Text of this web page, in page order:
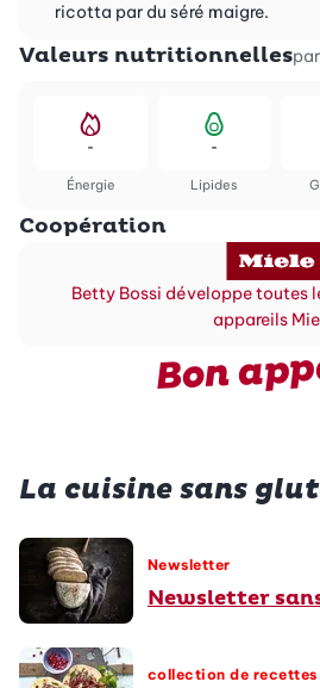
ricotta par du séré maigre.
Valeurs nutritionnelles
Énergie
-
Lipides
-
Coopération
Betty Bossi développe toutes
appareils
Bon
La cuisine sans
Newsletter
Newsletter
collection de recettes